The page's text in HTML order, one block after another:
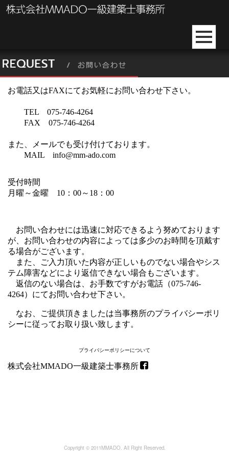
お電話又はFAXにてお気軽にお問い合わせ下さい。
TEL 075-746-4264
FAX 075-746-4264
また、メールでも受け付けております。
MAIL info@mm-ado.com
受付時間
月曜～金曜 10：00～18：00
お問い合わせには迅速に対応できるよう努めております
が、お問い合わせの内容によっては多少のお時間を頂戴す
る場合がございます。
また、ご入力頂いた内容が正しいものでない場合やシス
テム障害などにより返信できない場合もございます。
返信のない場合は、お手数ですがお電話（075-746-
4264）にてお問い合わせ下さい。
なお、ご提供頂きましたは当事務所のプライバシーポリ
シーに従ってお取り扱い致します。
プライバシーポリシーについて
株式会社MMADO一級建築士事務所
Copyright © 2011MMADO. All Right Reserved.